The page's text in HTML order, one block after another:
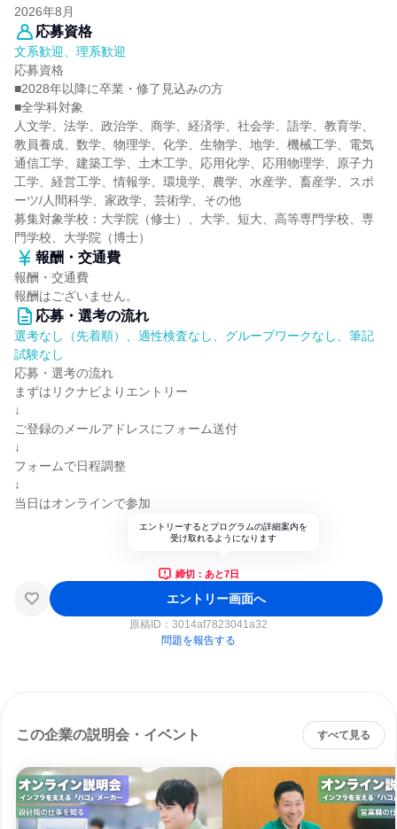
2026年8月
応募資格
文系歓迎、理系歓迎
応募資格
■2028年以降に卒業・修了見込みの方
■全学科対象
人文学、法学、政治学、商学、経済学、社会学、語学、教育学、
教員養成、数学、物理学、化学、生物学、地学、機械工学、電気
通信工学、建築工学、土木工学、応用化学、応用物理学、原子力
工学、経営工学、情報学、環境学、農学、水産学、畜産学、スポ
ーツ/人間科学、家政学、芸術学、その他
募集対象学校：大学院（修士）、大学、短大、高等専門学校、専
門学校、大学院（博士）
報酬・交通費
報酬・交通費
報酬はございません。
応募・選考の流れ
選考なし（先着順）、適性検査なし、グループワークなし、筆記
試験なし
応募・選考の流れ
まずはリクナビよりエントリー
↓
ご登録のメールアドレスにフォーム送付
↓
フォームで日程調整
↓
当日はオンラインで参加
エントリーするとプログラムの詳細案内を
受け取れるようになります
締切：あと7日
エントリー画面へ
原稿ID： 3014af7823041a32
問題を報告する
この企業の説明会・イベント すべて見る